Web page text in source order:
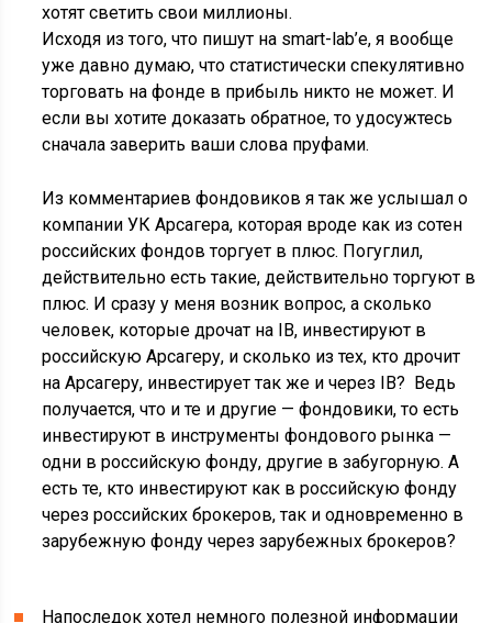
хотят светить свои миллионы.
Исходя из того, что пишут на smart-lab’е, я вообще
уже давно думаю, что статистически спекулятивно
торговать на фонде в прибыль никто не может. И
если вы хотите доказать обратное, то удосужтесь
сначала заверить ваши слова пруфами.
Из комментариев фондовиков я так же услышал о
компании УК Арсагера, которая вроде как из сотен
российских фондов торгует в плюс. Погуглил,
действительно есть такие, действительно торгуют в
плюс. И сразу у меня возник вопрос, а сколько
человек, которые дрочат на IB, инвестируют в
российскую Арсагеру, и сколько из тех, кто дрочит
на Арсагеру, инвестирует так же и через IB? Ведь
получается, что и те и другие — фондовики, то есть
инвестируют в инструменты фондового рынка —
одни в российскую фонду, другие в забугорную. А
есть те, кто инвестируют как в российскую фонду
через российских брокеров, так и одновременно в
зарубежную фонду через зарубежных брокеров?
Напоследок хотел немного полезной информации